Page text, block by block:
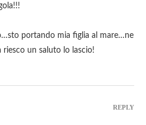
portando mia figlia al mare…ne
un saluto lo lascio!
REPLY